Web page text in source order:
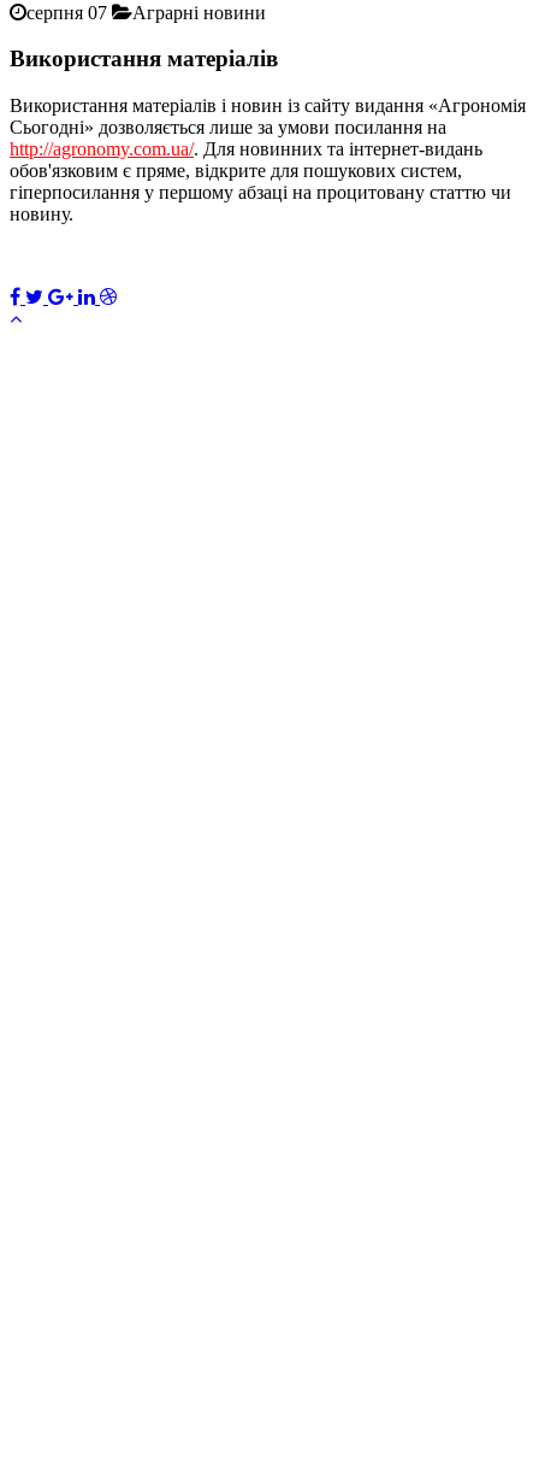
серпня 07 Аграрні новини
Використання матеріалів
Використання матеріалів і новин із сайту видання «Агрономія
Сьогодні» дозволяється лише за умови посилання на
http://agronomy.com.ua/. Для новинних та інтернет-видань
обов'язковим є пряме, відкрите для пошукових систем,
гіперпосилання у першому абзаці на процитовану статтю чи
новину.